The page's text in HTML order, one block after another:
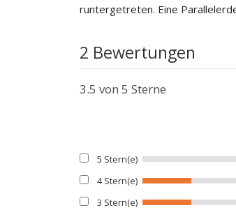
runtergetreten. Eine
2 Bewertungen
3.5 von 5 Sterne
5 Stern(e)
4 Stern(e)
3 Stern(e)